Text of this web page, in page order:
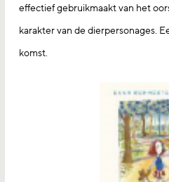
effectief gebruikmaakt van het
karakter van de dierpersonages.
komst.